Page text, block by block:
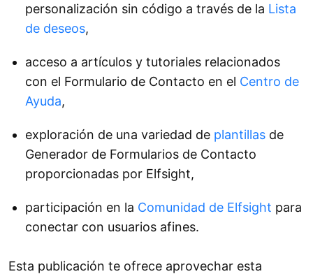
personalización sin código a través de la Lista
de deseos,
acceso a artículos y tutoriales relacionados
con el Formulario de Contacto en el Centro de
Ayuda,
exploración de una variedad de plantillas de
Generador de Formularios de Contacto
proporcionadas por Elfsight,
participación en la Comunidad de Elfsight para
conectar con usuarios afines.
Esta publicación te ofrece aprovechar esta